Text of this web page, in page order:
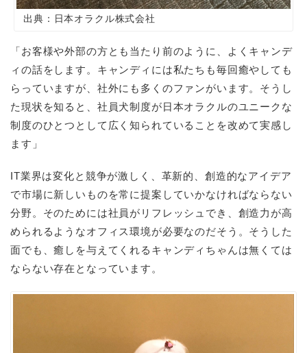
出典：日本オラクル株式会社
「お客様や外部の方とも当たり前のように、よくキャンデ
ィの話をします。キャンディには私たちも毎回癒やしても
らっていますが、社外にも多くのファンがいます。そうし
た現状を知ると、社員犬制度が日本オラクルのユニークな
制度のひとつとして広く知られていることを改めて実感し
ます」
IT業界は変化と競争が激しく、革新的、創造的なアイデア
で市場に新しいものを常に提案していかなければならない
分野。そのためには社員がリフレッシュでき、創造力が高
められるようなオフィス環境が必要なのだそう。そうした
面でも、癒しを与えてくれるキャンディちゃんは無くては
ならない存在となっています。